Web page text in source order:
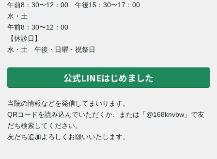
午前8：30〜12：00 午後15：30〜17：00
水・土
午前8：30〜12：00
【休診日】
水・土 午後・日曜・祝祭日
公式LINEはじめました
当院の情報などを発信してまいります。
QRコードを読み込んでいただくか、または「@168knvbw」で友
だち検索してください。
友だち追加よろしくお願いいたします。